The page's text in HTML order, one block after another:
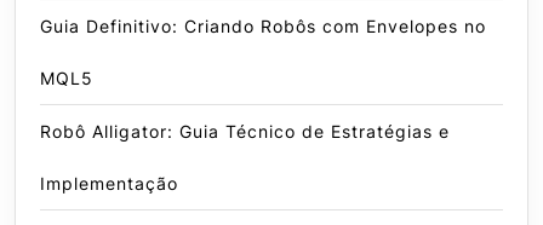
Guia Definitivo: Criando Robôs com Envelopes no
MQL5
Robô Alligator: Guia Técnico de Estratégias e
Implementação